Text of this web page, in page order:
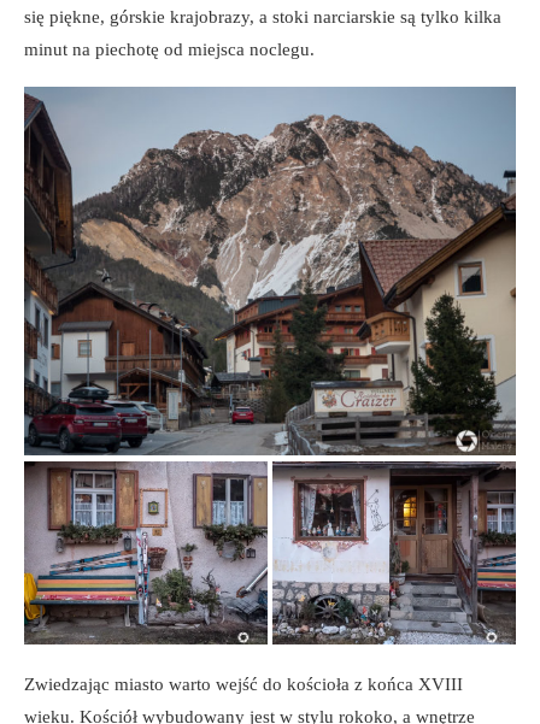
się piękne, górskie krajobrazy, a stoki narciarskie są tylko kilka
minut na piechotę od miejsca noclegu.
Zwiedzając miasto warto wejść do kościoła z końca XVIII
wieku. Kościół wybudowany jest w stylu rokoko, a wnętrze